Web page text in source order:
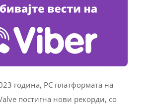
година, PC платформата на
постигна нови рекорди, со